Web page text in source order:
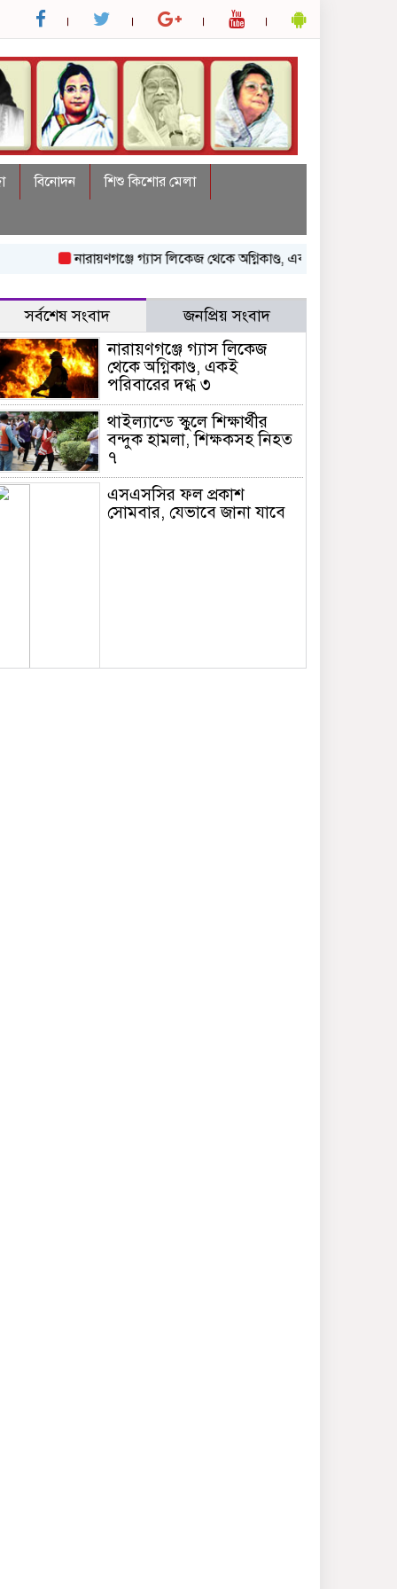
বিনোদন
শিশু কিশোর মেলা
নারায়ণগঞ্জে গ্যাস লিকেজ থেকে অগ্নিকাণ্ড, একই পরিবারের দগ্ধ ৩
সর্বশেষ সংবাদ জনপ্রিয় সংবাদ
নারায়ণগঞ্জে গ্যাস লিকেজ
থেকে অগ্নিকাণ্ড, একই
পরিবারের দগ্ধ ৩
থাইল্যান্ডে স্কুলে শিক্ষার্থীর
বন্দুক হামলা, শিক্ষকসহ নিহত
৭
এসএসসির ফল প্রকাশ
সোমবার, যেভাবে জানা যাবে